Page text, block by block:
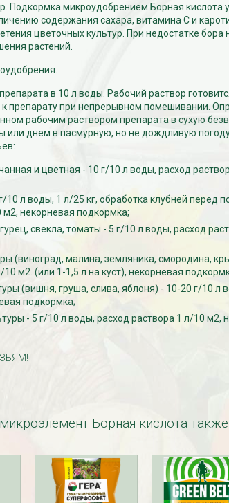
в контейнере
карпатский
carpatica) в
340 ₽
Подкормка микроудобрением Борная кислота
содержания сахара, витамина С и
цветочных культур. При недостатке бора
растений.
в 10 л воды. Рабочий раствор
препарату при непрерывном помешивании.
рабочим раствором препарата в сухую
или днем в пасмурную, но не дождливую
и цветная - 10 г/10 л воды, расход
10 л воды, 1 л/25 кг, обработка клубней перед
м2, некорневая подкормка;
свекла, томаты - 5 г/10 л воды, расход
(виноград, малина, земляника, смородина,
10 м2. (или 1-1,5 л на куст), некорневая
(вишня, груша, слива, яблоня) - 10-20 г/10 л
подкормка;
- 5 г/10 л воды, расход раствора 1 л/10 м2,
Борная кислота